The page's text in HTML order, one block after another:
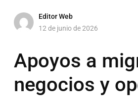
Editor Web
12 de junio de 2026
Apoyos a
negocios y